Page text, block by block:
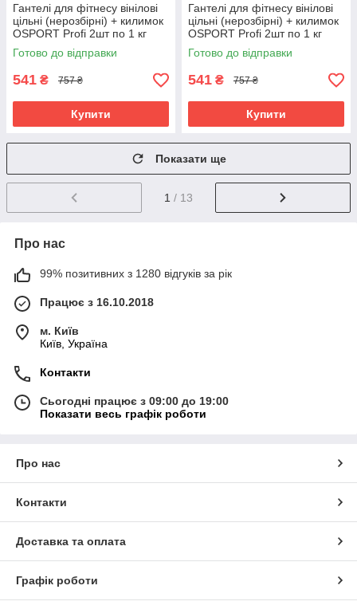
Гантелі для фітнесу вінілові
цільні (нерозбірні) + килимок
OSPORT Profi 2шт по 1 кг
(OF-0201) Червоний
Готово до відправки
541 ₴ 757 ₴
Купити
Гантелі для фітнесу вінілові
цільні (нерозбірні) + килимок
OSPORT Profi 2шт по 1 кг
(OF-0201) Синій
Готово до відправки
541 ₴ 757 ₴
Купити
Показати ще
1 / 13
Про нас
99% позитивних з 1280 відгуків за рік
Працює з 16.10.2018
м. Київ
Київ, Україна
Контакти
Сьогодні працює з 09:00 до 19:00
Показати весь графік роботи
Про нас
Контакти
Доставка та оплата
Графік роботи